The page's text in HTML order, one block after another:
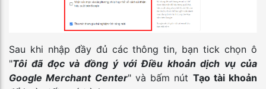
Sau khi nhập đầy đủ các thông tin, bạn tick chọn ô
"Tôi đã đọc và đồng ý với Điều khoản dịch vụ của
Google Merchant Center" và bấm nút Tạo tài khoản